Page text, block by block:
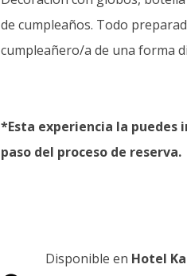
de cumpleaños. Todo
cumpleañero/a de una forma
*Esta experiencia la puedes
paso del proceso de reserva.
Disponible en Hotel